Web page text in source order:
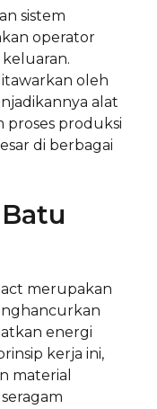
sistem
operator
oleh
alat
proses produksi
di berbagai
merupakan
energi
kerja ini,
material